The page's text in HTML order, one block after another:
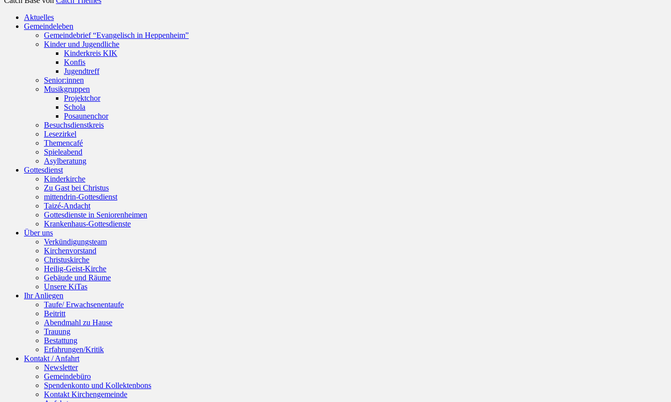
oben
scrollen
Aktuelles
Gemeindeleben
Gemeindebrief “Evangelisch in Heppenheim”
Kinder und Jugendliche
Kinderkreis KIK
Konfis
Jugendtreff
Senior:innen
Musikgruppen
Projektchor
Schola
Posaunenchor
Besuchsdienstkreis
Lesezirkel
Themencafé
Spieleabend
Asylberatung
Gottesdienst
Kinderkirche
Zu Gast bei Christus
mittendrin-Gottesdienst
Taizé-Andacht
Gottesdienste in Seniorenheimen
Krankenhaus-Gottesdienste
Über uns
Verkündigungsteam
Kirchenvorstand
Christuskirche
Heilig-Geist-Kirche
Gebäude und Räume
Unsere KiTas
Ihr Anliegen
Taufe/ Erwachsenentaufe
Beitritt
Abendmahl zu Hause
Trauung
Bestattung
Erfahrungen/Kritik
Kontakt / Anfahrt
Newsletter
Gemeindebüro
Spendenkonto und Kollektenbons
Kontakt Kirchengemeinde